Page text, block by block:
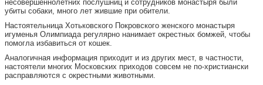
несовершеннолетних послушниц и сотрудников монастыря были
убиты собаки, много лет жившие при обители.
Настоятельница Хотьковского Покровского женского монастыря
игуменья Олимпиада регулярно нанимает окрестных бомжей, чтобы
помогла избавиться от кошек.
Аналогичная информация приходит и из других мест, в частности,
настоятели многих Московских приходов совсем не по-христиански
расправляются с окрестными животными.